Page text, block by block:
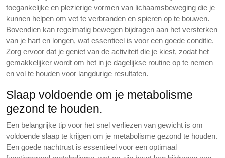
toegankelijke en plezierige vormen van lichaamsbeweging die je
kunnen helpen om vet te verbranden en spieren op te bouwen.
Bovendien kan regelmatig bewegen bijdragen aan het versterken
van je hart en longen, wat essentieel is voor een goede conditie.
Zorg ervoor dat je geniet van de activiteit die je kiest, zodat het
gemakkelijker wordt om het in je dagelijkse routine op te nemen
en vol te houden voor langdurige resultaten.
Slaap voldoende om je metabolisme
gezond te houden.
Een belangrijke tip voor het snel verliezen van gewicht is om
voldoende slaap te krijgen om je metabolisme gezond te houden.
Een goede nachtrust is essentieel voor een optimaal